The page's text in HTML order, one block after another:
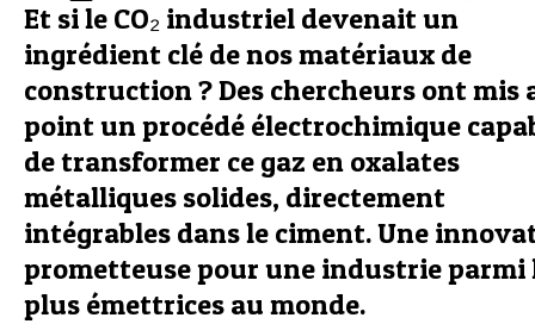
Et si le CO₂ industriel devenait un
ingrédient clé de nos matériaux de
construction ? Des chercheurs ont mis
point un procédé électrochimique
de transformer ce gaz en oxalates
métalliques solides, directement
intégrables dans le ciment. Une
prometteuse pour une industrie parmi
plus émettrices au monde.